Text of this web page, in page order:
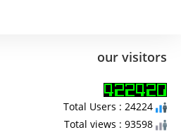
our visitors